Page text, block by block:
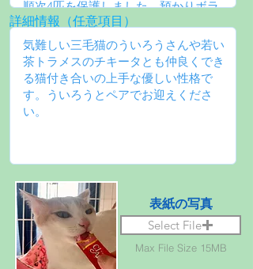
詳細情報（任意項目）
表紙の写真
Select File
Max File Size 15MB